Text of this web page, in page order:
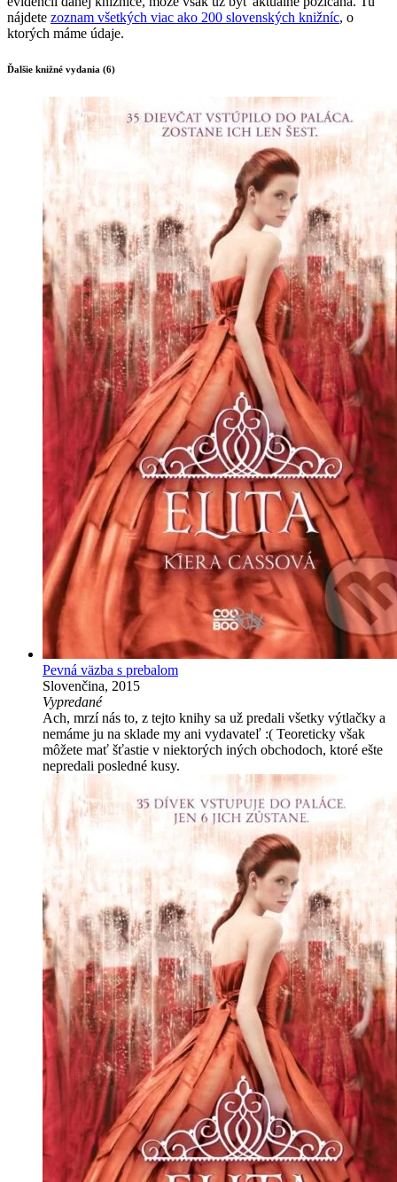
nájdete zoznam všetkých viac ako 200 slovenských knižníc, o
ktorých máme údaje.
Ďalšie knižné vydania (6)
Pevná väzba s prebalom
Slovenčina, 2015
Vypredané
Ach, mrzí nás to, z tejto knihy sa už predali všetky výtlačky a
nemáme ju na sklade my ani vydavateľ :( Teoreticky však
môžete mať šťastie v niektorých iných obchodoch, ktoré ešte
nepredali posledné kusy.